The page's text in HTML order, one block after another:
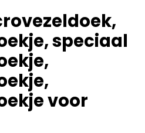
speciaal
voor